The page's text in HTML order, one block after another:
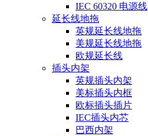
IEC 60320 电源线
延长线地拖
英规延长线地拖
美规延长线地拖
欧规延长线
插头内架
英规插头内架
美标插头内框
欧标插头插片
IEC插头内芯
巴西内架